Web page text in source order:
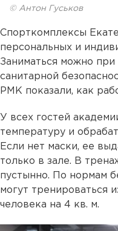
© Антон Гуськов
Спорткомплексы
персональных и
Заниматься можно
санитарной
РМК показали, как
У всех гостей
температуру и
Если нет маски, ее
только в зале. В
пустынно. По нормам
могут тренироваться
человека на 4 кв. м.